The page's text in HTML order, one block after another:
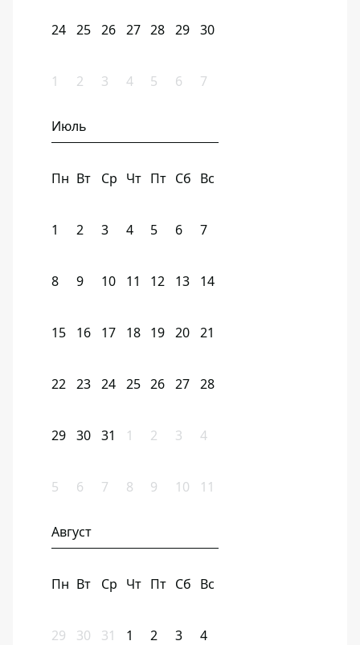
24 25 26 27 28 29 30
1 2 3 4 5 6 7
Июль
Пн Вт Ср Чт Пт Сб Вс
1 2 3 4 5 6 7
8 9 10 11 12 13 14
15 16 17 18 19 20 21
22 23 24 25 26 27 28
29 30 31 1 2 3 4
5 6 7 8 9 10 11
Август
Пн Вт Ср Чт Пт Сб Вс
29 30 31 1 2 3 4